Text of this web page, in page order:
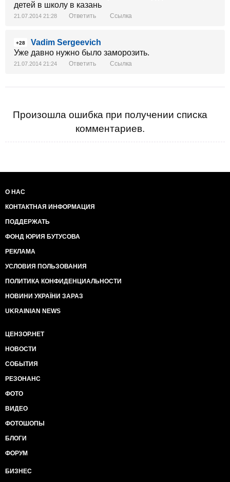
детей в школу в казань
21.07.2014 21:28 Ответить Ссылка
+28
Vadim Sergeevich
Уже давно нужно было заморозить.
21.07.2014 21:24 Ответить Ссылка
Произошла ошибка при получении списка
комментариев.
О НАС
КОНТАКТНАЯ ИНФОРМАЦИЯ
ПОДДЕРЖАТЬ
ФОНД ЮРИЯ БУТУСОВА
РЕКЛАМА
УСЛОВИЯ ПОЛЬЗОВАНИЯ
ПОЛИТИКА КОНФИДЕНЦИАЛЬНОСТИ
НОВИНИ УКРАЇНИ ЗАРАЗ
UKRAINIAN NEWS
ЦЕНЗОР.НЕТ
НОВОСТИ
СОБЫТИЯ
РЕЗОНАНС
ФОТО
ВИДЕО
ФОТОШОПЫ
БЛОГИ
ФОРУМ
БИЗНЕС